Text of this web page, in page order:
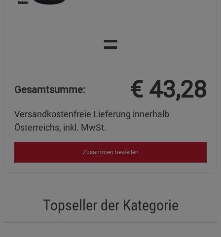
=
Gesamtsumme: € 43,28
Versandkostenfreie Lieferung innerhalb
Österreichs, inkl. MwSt.
Zusammen bestellen
Topseller der Kategorie